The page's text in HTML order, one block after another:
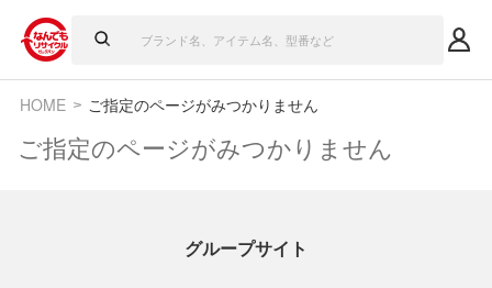
HOME ご指定のページがみつかりません
ご指定のページがみつかりません
グループサイト